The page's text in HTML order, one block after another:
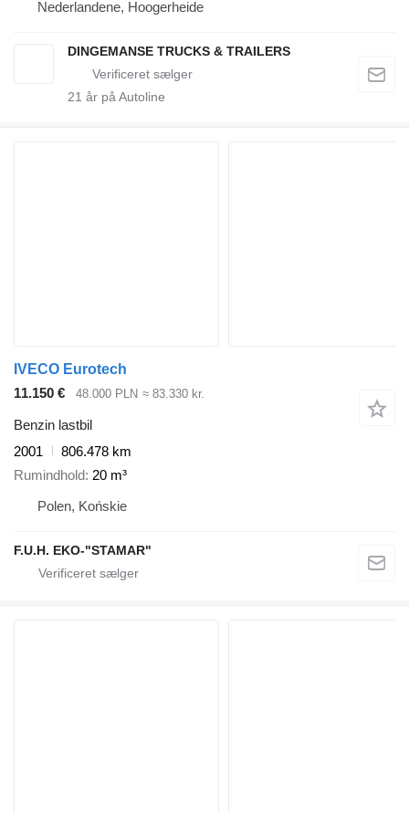
Nederlandene, Hoogerheide
DINGEMANSE TRUCKS & TRAILERS
21 år på Autoline
IVECO Eurotech
11.150 €
48.000 PLN ≈ 83.330 kr.
Benzin lastbil
2001
806.478 km
Rumindhold 20 m³
Polen, Końskie
F.U.H. EKO-"STAMAR"